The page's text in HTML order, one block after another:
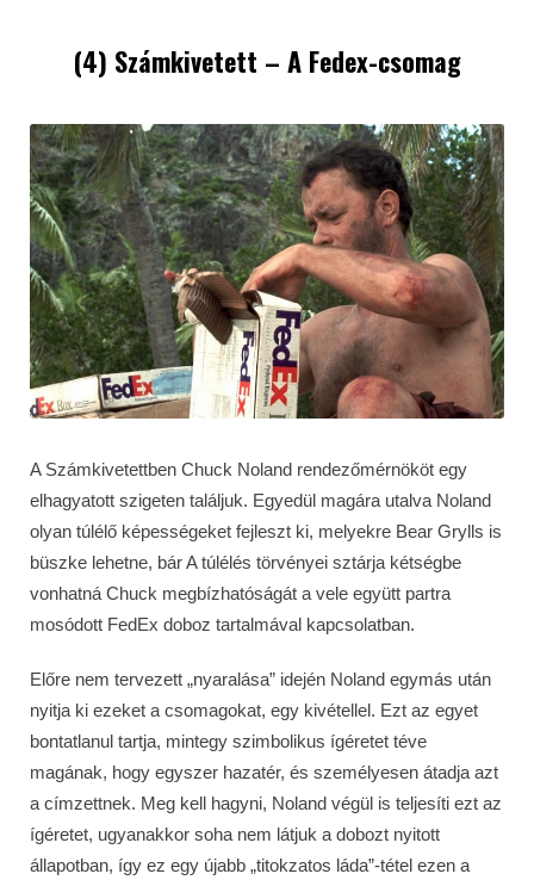
(4) Számkivetett – A Fedex-csomag
A Számkivetettben Chuck Noland rendezőmérnököt egy
elhagyatott szigeten találjuk. Egyedül magára utalva Noland
olyan túlélő képességeket fejleszt ki, melyekre Bear Grylls is
büszke lehetne, bár A túlélés törvényei sztárja kétségbe
vonhatná Chuck megbízhatóságát a vele együtt partra
mosódott FedEx doboz tartalmával kapcsolatban.
Előre nem tervezett „nyaralása” idején Noland egymás után
nyitja ki ezeket a csomagokat, egy kivétellel. Ezt az egyet
bontatlanul tartja, mintegy szimbolikus ígéretet téve
magának, hogy egyszer hazatér, és személyesen átadja azt
a címzettnek. Meg kell hagyni, Noland végül is teljesíti ezt az
ígéretet, ugyanakkor soha nem látjuk a dobozt nyitott
állapotban, így ez egy újabb „titokzatos láda”-tétel ezen a